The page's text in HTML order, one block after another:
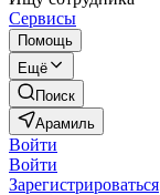
Сервисы
Помощь
Ещё
Поиск
Арамиль
Войти
Войти
Зарегистрироваться